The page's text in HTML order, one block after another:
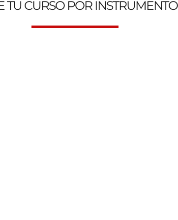
TU CURSO POR INSTRUMENTO